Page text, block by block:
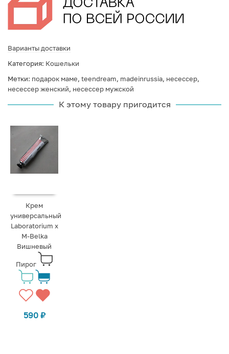
Варианты доставки
Категория: Кошельки
Метки: подарок маме, teendream, madeinrussia, несессер,
несессер женский, несессер мужской
К этому товару пригодится
Крем
универсальный
Laboratorium x
M-Belka
Вишневый
Пирог
590 ₽